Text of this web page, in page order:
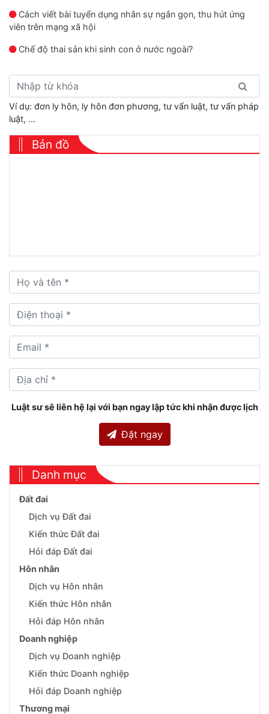
Cách viết bài tuyển dụng nhân sự ngắn gọn, thu hút ứng
viên trên mạng xã hội
Chế độ thai sản khi sinh con ở nước ngoài?
Ví dụ: đơn ly hôn, ly hôn đơn phương, tư vấn luật, tư vấn pháp
luật, ...
Bản đồ
Luật sư sẽ liên hệ lại với bạn ngay lập tức khi nhận được lịch
Đặt ngay
Danh mục
Đất đai
Dịch vụ Đất đai
Kiến thức Đất đai
Hỏi đáp Đất đai
Hôn nhân
Dịch vụ Hôn nhân
Kiến thức Hôn nhân
Hỏi đáp Hôn nhân
Doanh nghiệp
Dịch vụ Doanh nghiệp
Kiến thức Doanh nghiệp
Hỏi đáp Doanh nghiệp
Thương mại